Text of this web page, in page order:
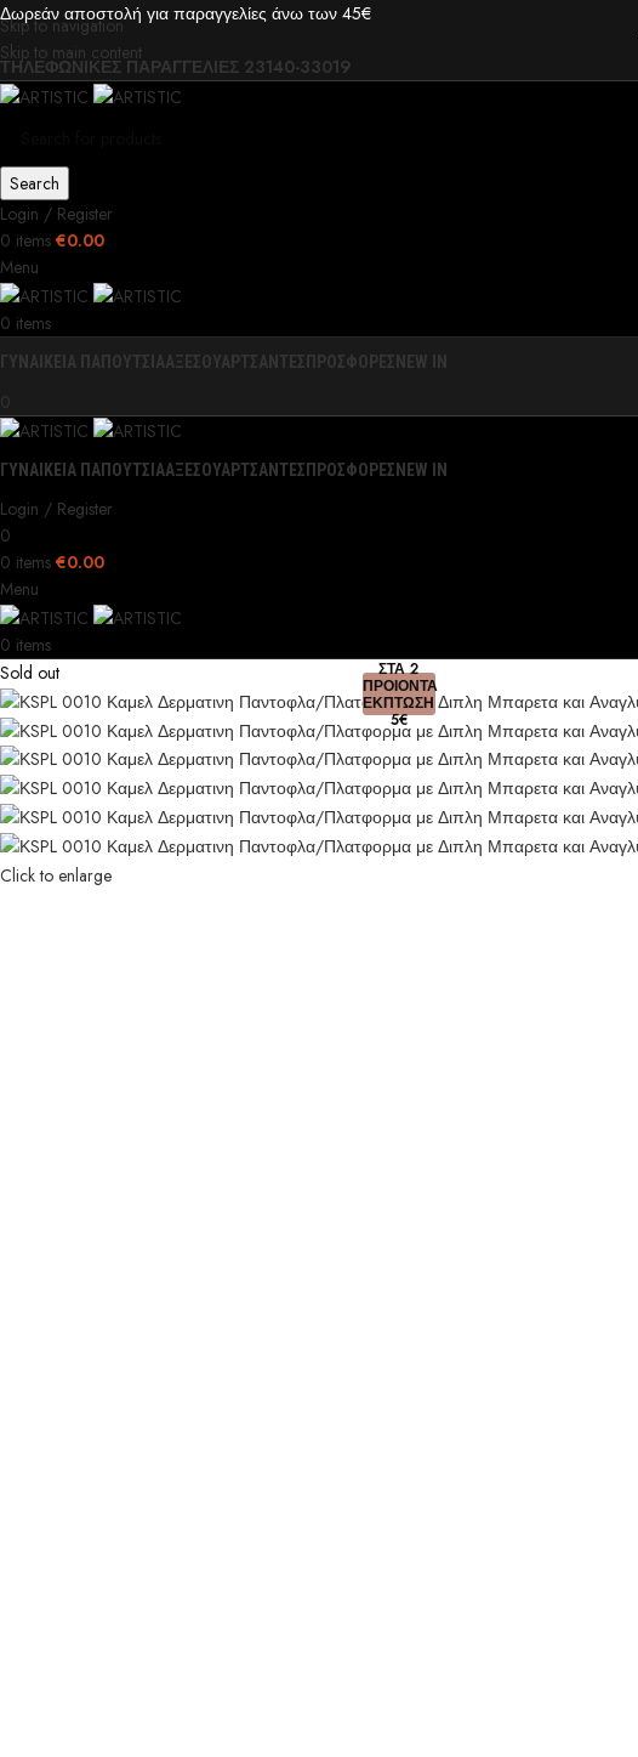
Skip to navigation
Skip to main content
Δωρεάν αποστολή για παραγγελίες άνω των 45€
ΤΗΛΕΦΩΝΙΚΕΣ ΠΑΡΑΓΓΕΛΙΕΣ 23140-33019
Search
Login / Register
0 items €0.00
Menu
0 items
ΓΥΝΑΙΚΕΙΑ ΠΑΠΟΥΤΣΙΑΑΞΕΣΟΥΑΡΤΣΑΝΤΕΣ ΠΡΟΣΦΟΡΕΣ NEW IN
0
ΓΥΝΑΙΚΕΙΑ ΠΑΠΟΥΤΣΙΑΑΞΕΣΟΥΑΡΤΣΑΝΤΕΣ ΠΡΟΣΦΟΡΕΣ NEW IN
Login / Register
0
0 items €0.00
Menu
0 items
Sold out
Click to enlarge
ΣΤΑ 2
ΠΡΟΙΟΝΤΑ
ΕΚΠΤΩΣΗ
5€